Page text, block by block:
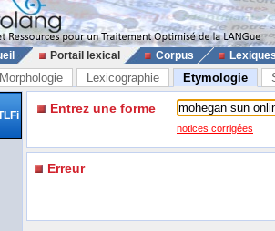
Portail lexical Corpus
Morphologie Lexicographie Etymologie
Entrez une forme
notices corrigées
Erreur